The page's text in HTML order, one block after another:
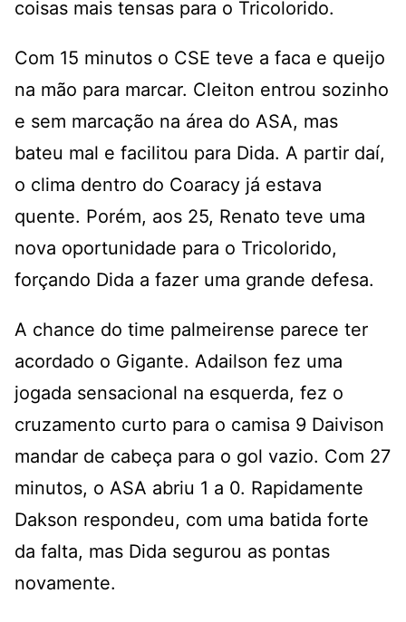
coisas mais tensas para o Tricolorido.
Com 15 minutos o CSE teve a faca e queijo
na mão para marcar. Cleiton entrou sozinho
e sem marcação na área do ASA, mas
bateu mal e facilitou para Dida. A partir daí,
o clima dentro do Coaracy já estava
quente. Porém, aos 25, Renato teve uma
nova oportunidade para o Tricolorido,
forçando Dida a fazer uma grande defesa.
A chance do time palmeirense parece ter
acordado o Gigante. Adailson fez uma
jogada sensacional na esquerda, fez o
cruzamento curto para o camisa 9 Daivison
mandar de cabeça para o gol vazio. Com 27
minutos, o ASA abriu 1 a 0. Rapidamente
Dakson respondeu, com uma batida forte
da falta, mas Dida segurou as pontas
novamente.